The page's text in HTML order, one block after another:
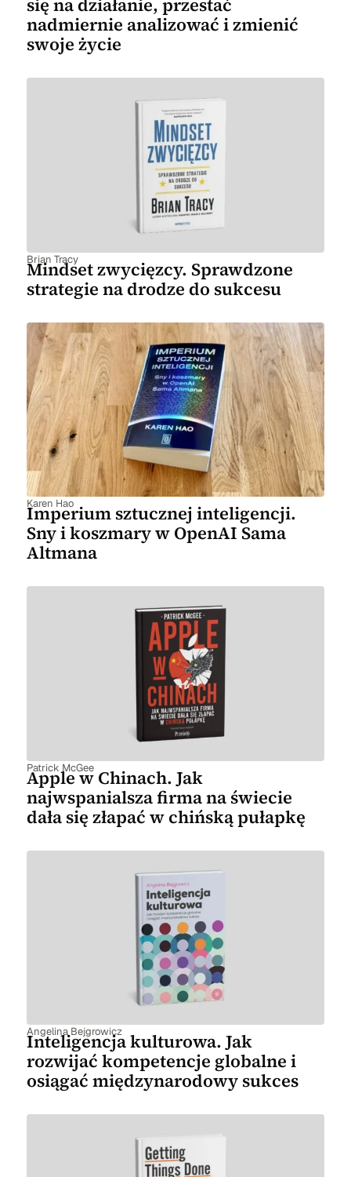
nadmiernie analizować i zmienić
swoje życie
Brian Tracy
Mindset zwycięzcy. Sprawdzone
strategie na drodze do sukcesu
Karen Hao
Imperium sztucznej inteligencji.
Sny i koszmary w OpenAI Sama
Altmana
Patrick McGee
Apple w Chinach. Jak
najwspanialsza firma na świecie
dała się złapać w chińską pułapkę
Angelina Bejgrowicz
Inteligencja kulturowa. Jak
rozwijać kompetencje globalne i
osiągać międzynarodowy sukces